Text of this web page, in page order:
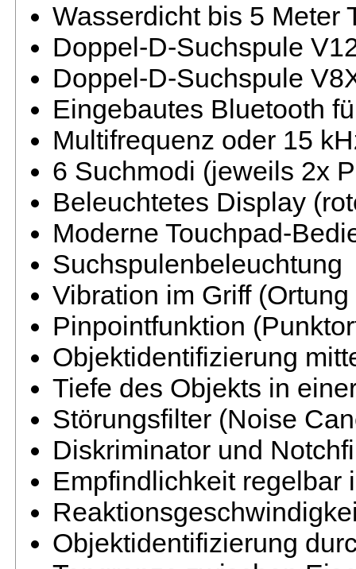
Wasserdicht bis 5 Meter
Doppel-D-Suchspule
Doppel-D-Suchspule
Eingebautes Bluetooth
Multifrequenz oder 15
6 Suchmodi (jeweils 2x
Beleuchtetes Display
Moderne Touchpad-
Suchspulenbeleuchtung
Vibration im Griff
Pinpointfunktion
Objektidentifizierung
Tiefe des Objekts in
Störungsfilter (Noise
Diskriminator und
Empfindlichkeit regelbar
Objektidentifizierung